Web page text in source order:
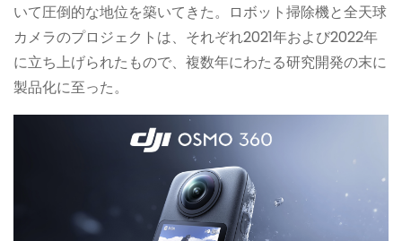
いて圧倒的な地位を築いてきた。ロボット掃除機と全天球
カメラのプロジェクトは、それぞれ2021年および2022年
に立ち上げられたもので、複数年にわたる研究開発の末に
製品化に至った。